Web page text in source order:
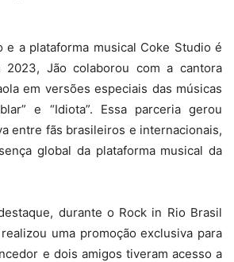
e a plataforma musical Coke Studio é
2023, Jão colaborou com a cantora
em versões especiais das músicas
e “Idiota”. Essa parceria gerou
entre fãs brasileiros e internacionais,
global da plataforma musical da
durante o Rock in Rio Brasil
uma promoção exclusiva para
e dois amigos tiveram acesso a